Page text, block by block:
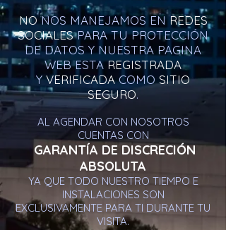
NONOS MANEJAMOS EN REDES
SOCIALESPARA TU PROTECCIÓN
DE DATOS Y NUESTRA PAGINA
WEB ESTAREGISTRADA
YVERIFICADACOMO SITIO
SEGURO.
AL AGENDAR CON NOSOTROS
CUENTAS CON
GARANTÍA DE DISCRECIÓN
ABSOLUTA
YA QUE TODO NUESTRO TIEMPO E
INSTALACIONES SON
EXCLUSIVAMENTE PARA TI DURANTE TU
VISITA.